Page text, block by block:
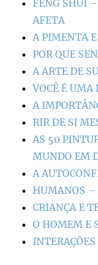
FENG SHUI
AFETA
A PIMENTA
POR QUE
A ARTE DE
VOCÊ É UMA
A
RIR DE SI
AS 50
MUNDO EM
A
HUMANOS –
CRIANÇA E
O HOMEM E